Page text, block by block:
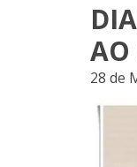
AO
28 de